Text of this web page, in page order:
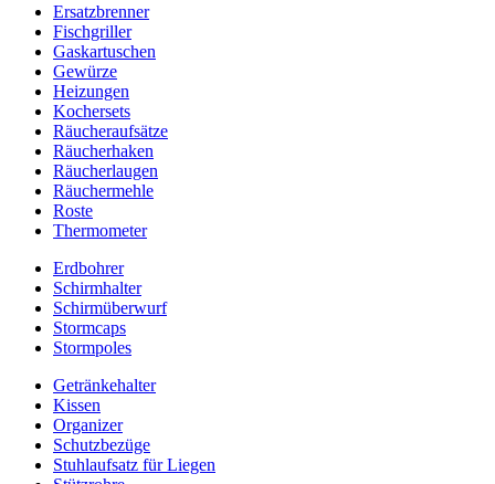
Ersatzbrenner
Fischgriller
Gaskartuschen
Gewürze
Heizungen
Kochersets
Räucheraufsätze
Räucherhaken
Räucherlaugen
Räuchermehle
Roste
Thermometer
Erdbohrer
Schirmhalter
Schirmüberwurf
Stormcaps
Stormpoles
Getränkehalter
Kissen
Organizer
Schutzbezüge
Stuhlaufsatz für Liegen